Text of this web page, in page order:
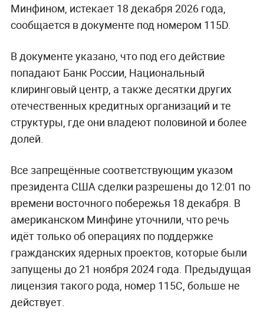
Минфином, истекает 18 декабря 2026 года,
сообщается в документе под номером 115D.
В документе указано, что под его действие
попадают Банк России, Национальный
клиринговый центр, а также десятки других
отечественных кредитных организаций и те
структуры, где они владеют половиной и более
долей.
Все запрещённые соответствующим указом
президента США сделки разрешены до 12:01 по
времени восточного побережья 18 декабря. В
американском Минфине уточнили, что речь
идёт только об операциях по поддержке
гражданских ядерных проектов, которые были
запущены до 21 ноября 2024 года. Предыдущая
лицензия такого рода, номер 115С, больше не
действует.